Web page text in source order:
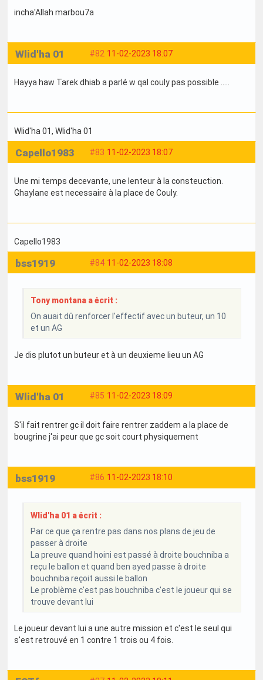
incha'Allah marbou7a
#82 11-02-2023 18:07
Wlid'ha 01
Hayya haw Tarek dhiab a parlé w qal couly pas possible .....
Wlid'ha 01, Wlid'ha 01
#83 11-02-2023 18:07
Capello1983
Une mi temps decevante, une lenteur à la consteuction.
Ghaylane est necessaire à la place de Couly.
Capello1983
#84 11-02-2023 18:08
bss1919
Tony montana a écrit :
On auait dû renforcer l'effectif avec un buteur, un 10
et un AG
Je dis plutot un buteur et à un deuxieme lieu un AG
#85 11-02-2023 18:09
Wlid'ha 01
S'il fait rentrer gc il doit faire rentrer zaddem a la place de
bougrine j'ai peur que gc soit court physiquement
#86 11-02-2023 18:10
bss1919
Wlid'ha 01 a écrit :
Par ce que ça rentre pas dans nos plans de jeu de
passer à droite
La preuve quand hoini est passé à droite bouchniba a
reçu le ballon et quand ben ayed passe à droite
bouchniba reçoit aussi le ballon
Le problème c'est pas bouchniba c'est le joueur qui se
trouve devant lui
Le joueur devant lui a une autre mission et c'est le seul qui
s'est retrouvé en 1 contre 1 trois ou 4 fois.